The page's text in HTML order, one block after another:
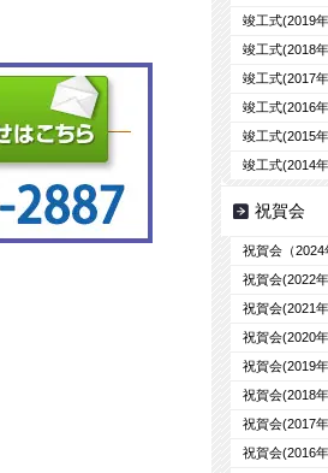
竣工式(2019
竣工式(2018
竣工式(2017
竣工式(2016
竣工式(2015
竣工式(2014
祝賀会
祝賀会（2024
祝賀会(2022
祝賀会(2021
祝賀会(2020
祝賀会(2019
祝賀会(2018
祝賀会(2017
祝賀会(2016